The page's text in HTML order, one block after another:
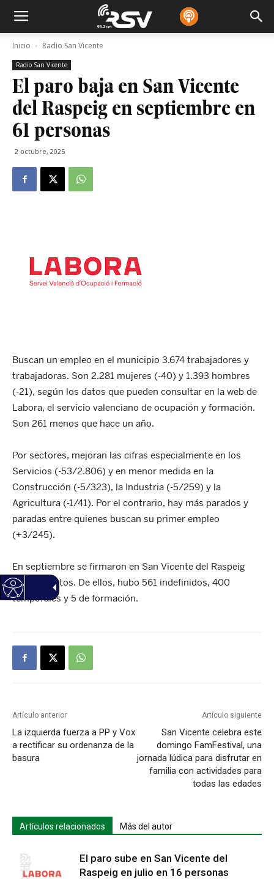
Inicio Radio San Vicente
Radio San Vicente
El paro baja en San Vicente
del Raspeig en septiembre en
61 personas
2 octubre, 2025
Buscan un empleo en el municipio 3.674 trabajadores y
trabajadoras. Son 2.281 mujeres (-40) y 1.393 hombres
(-21), según los datos que pueden consultar en la web de
Labora, el servicio valenciano de ocupación y formación.
Son 261 menos que hace un año.
Por sectores, mejoran las cifras especialmente en los
Servicios (-53/2.806) y en menor medida en la
Construcción (-5/323), la Industria (-5/259) y la
Agricultura (-1/41). Por el contrario, hay más parados y
paradas entre quienes buscan su primer empleo
(+3/245).
En septiembre se firmaron en San Vicente del Raspeig
966 contratos. De ellos, hubo 561 indefinidos, 400
temporales y 5 de formación.
Artículo anterior
La izquierda fuerza a PP y Vox
a rectificar su ordenanza de la
basura
Artículo siguiente
San Vicente celebra este
domingo FamFestival, una
jornada lúdica para disfrutar en
familia con actividades para
todas las edades
Artículos relacionados Más del autor
El paro sube en San Vicente del
Raspeig en julio en 16 personas